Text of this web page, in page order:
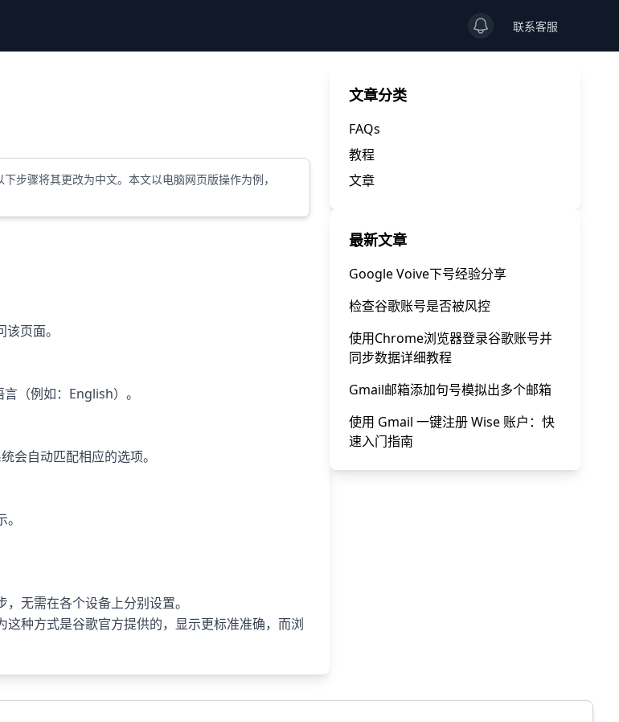
View notifications
联系客服
步骤将其更改为中文。本文以电脑网页版操作为例，
页面。
（例如：English）。
会自动匹配相应的选项。
无需在各个设备上分别设置。
种方式是谷歌官方提供的，显示更标准准确，而浏
文章分类
FAQs
教程
文章
最新文章
Google Voive下号经验分享
检查谷歌账号是否被风控
使用Chrome浏览器登录谷歌账号并
同步数据详细教程
Gmail邮箱添加句号模拟出多个邮箱
使用 Gmail 一键注册 Wise 账户：快
速入门指南